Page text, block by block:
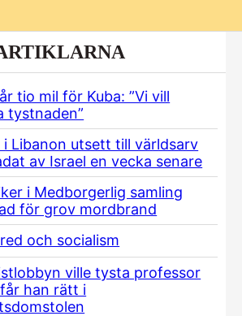
tio mil för Kuba: ”Vi vill
tystnaden”
i Libanon utsett till världsarv
av Israel en vecka senare
i Medborgerlig samling
för grov mordbrand
och socialism
ville tysta professor
han rätt i